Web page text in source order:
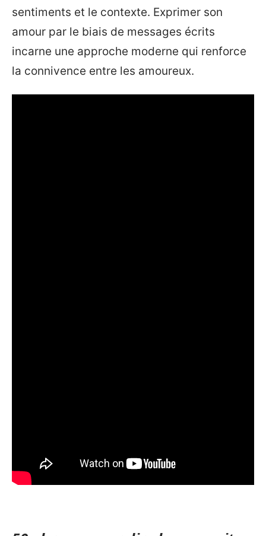
sentiments et le contexte. Exprimer son
amour par le biais de messages écrits
incarne une approche moderne qui renforce
la connivence entre les amoureux.